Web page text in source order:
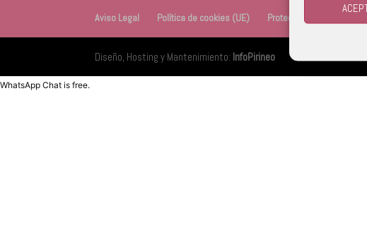
Aviso Legal Política de cookies (UE) Protección de Datos
Diseño, Hosting y Mantenimiento: InfoPirineo
WhatsApp Chat is free.